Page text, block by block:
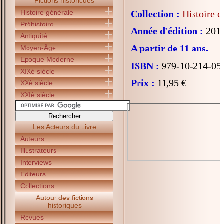
Histoire générale
Préhistoire
Antiquité
Moyen-Âge
Epoque Moderne
XIXè siècle
XXè siècle
XXIè siècle
Les Acteurs du Livre
Auteurs
Illustrateurs
Interviews
Editeurs
Collections
Autour des fictions
historiques
Revues
Collection : Histoire
Année d'édition :
A partir de 11 ans.
ISBN : 979-10-214-
Prix : 11,95 €